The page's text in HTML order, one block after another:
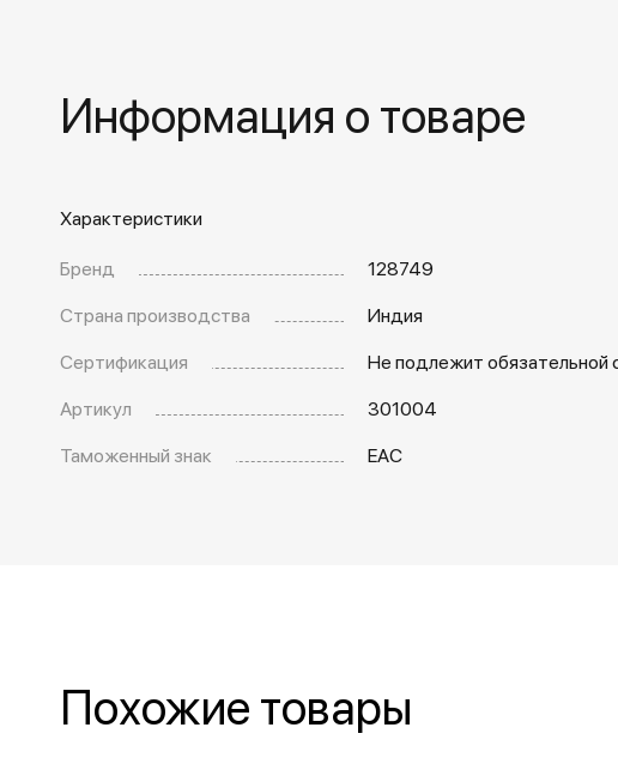
Информация о товаре
Характеристики
Бренд
128749
Страна производства
Индия
Сертификация
Не подлежит обязательной
Артикул
301004
Таможенный знак
EAC
Похожие товары